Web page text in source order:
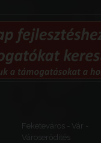
Feketeváros - Vár -
Városerődítés